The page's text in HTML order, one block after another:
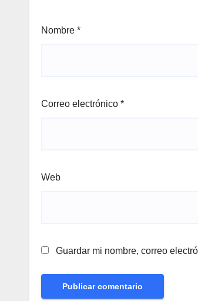
Nombre *
Correo electrónico *
Web
Guardar mi nombre, correo